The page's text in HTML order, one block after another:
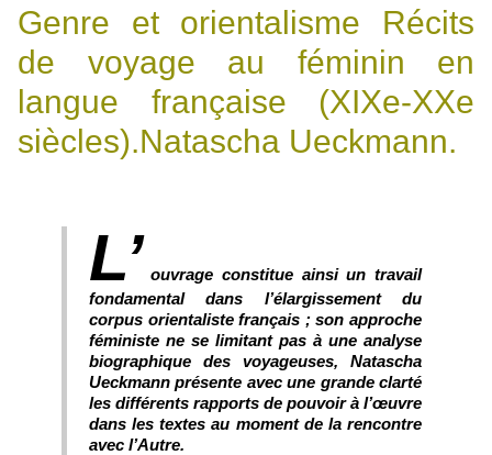
Genre et orientalisme Récits
de voyage au féminin en
langue française (XIXe-XXe
siècles).Natascha Ueckmann.
L’ ouvrage constitue ainsi un travail
fondamental dans l’élargissement du
corpus orientaliste français ; son approche
féministe ne se limitant pas à une analyse
biographique des voyageuses, Natascha
Ueckmann présente avec une grande clarté
les différents rapports de pouvoir à l’œuvre
dans les textes au moment de la rencontre
avec l’Autre.